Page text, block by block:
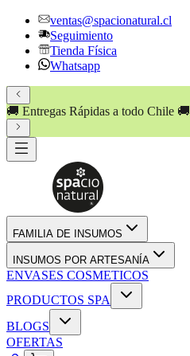
ventas@spacionatural.cl
Seguimiento
Tienda Física
Whatsapp
🚚 Entregas Rápidas a todo Chile 🚚
FAMILIA DE INSUMOS
INSUMOS POR ARTESANÍA
ENVASES COSMETICOS
PRODUCTOS SPA
BLOGS
OFERTAS